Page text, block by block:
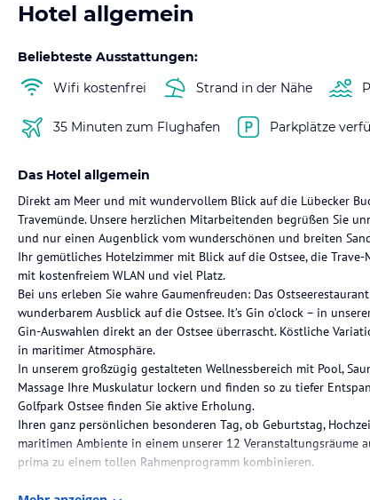
Hotel allgemein
Beliebteste Ausstattungen:
Wifi kostenfrei
Strand in der Nähe
35 Minuten zum Flughafen Parkplätze
Das Hotel allgemein
Direkt am Meer und mit wundervollem Blick auf die Lübecker
Travemünde. Unsere herzlichen Mitarbeitenden begrüßen Sie
und nur einen Augenblick vom wunderschönen und breiten
Ihr gemütliches Hotelzimmer mit Blick auf die Ostsee, die
mit kostenfreiem WLAN und viel Platz.
Bei uns erleben Sie wahre Gaumenfreuden: Das
wunderbarem Ausblick auf die Ostsee. It’s Gin o’clock – in
Gin-Auswahlen direkt an der Ostsee überrascht. Köstliche
in maritimer Atmosphäre.
In unserem großzügig gestalteten Wellnessbereich mit Pool,
Massage Ihre Muskulatur lockern und finden so zu tiefer
Golfpark Ostsee finden Sie aktive Erholung.
Ihren ganz persönlichen besonderen Tag, ob Geburtstag,
maritimen Ambiente in einem unserer 12 Veranstaltungsräume
prima zu einem tollen Rahmenprogramm kombinieren.